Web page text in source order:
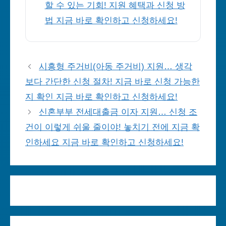
할 수 있는 기회! 지원 혜택과 신청 방
법 지금 바로 확인하고 신청하세요!
시흥형 주거비(아동 주거비) 지원… 생각
보다 간단한 신청 절차! 지금 바로 신청 가능한
지 확인 지금 바로 확인하고 신청하세요!
신혼부부 전세대출금 이자 지원… 신청 조
건이 이렇게 쉬울 줄이야! 놓치기 전에 지금 확
인하세요 지금 바로 확인하고 신청하세요!